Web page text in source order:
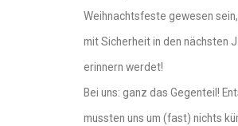
Weihnachtsfeste gewesen sein,
mit Sicherheit in den nächsten
erinnern werdet!
Bei uns: ganz das Gegenteil!
mussten uns um (fast) nichts